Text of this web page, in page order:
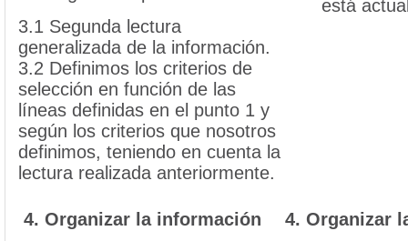
3.1 Segunda lectura
generalizada de la información.
3.2 Definimos los criterios de
selección en función de las
líneas definidas en el punto 1 y
según los criterios que nosotros
definimos, teniendo en cuenta la
lectura realizada anteriormente.
está
4. Organizar la información 4. Organizar